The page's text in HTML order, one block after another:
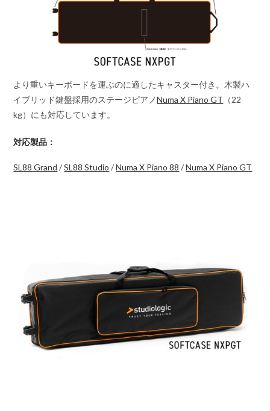
より重いキーボードを運ぶのに適したキャスター付き。木製ハ
イブリッド鍵盤採用のステージピアノNuma X Piano GT （22
kg）にも対応しています。
対応製品：
SL88 Grand /SL88 Studio /Numa X Piano 88 /Numa X Piano GT